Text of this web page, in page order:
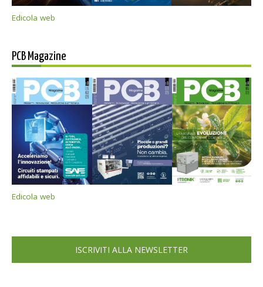
Edicola web
PCB Magazine
Edicola web
ISCRIVITI ALLA NEWSLETTER